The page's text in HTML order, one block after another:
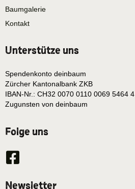
Baumgalerie
Kontakt
Unterstütze uns
Spendenkonto deinbaum
Zürcher Kantonalbank ZKB
IBAN-Nr.: CH32 0070 0110 0069 5464 4
Zugunsten von deinbaum
Folge uns
Newsletter